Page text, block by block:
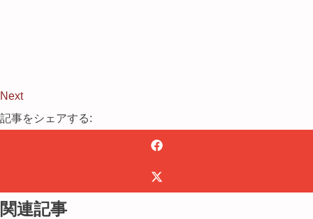
Next
記事をシェアする:
関連記事